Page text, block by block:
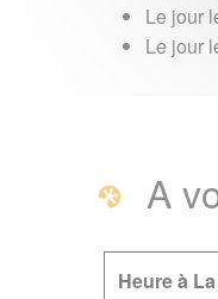
Le jour
Le jour
A
Heure à